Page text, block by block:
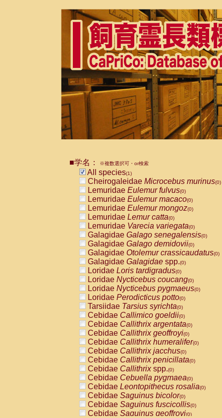
■学名： ※複数選択可・or検索
All species(1)
Cheirogaleidae Microcebus murinus(0)
Lemuridae Eulemur fulvus(0)
Lemuridae Eulemur macaco(0)
Lemuridae Eulemur mongoz(0)
Lemuridae Lemur catta(0)
Lemuridae Varecia variegata(0)
Galagidae Galago senegalensis(0)
Galagidae Galago demidovii(0)
Galagidae Otolemur crassicaudatus(0)
Galagidae Galagidae spp.(0)
Loridae Loris tardigradus(0)
Loridae Nycticebus coucang(0)
Loridae Nycticebus pygmaeus(0)
Loridae Perodicticus potto(0)
Tarsiidae Tarsius syrichta(0)
Cebidae Callimico goeldii(0)
Cebidae Callithrix argentata(0)
Cebidae Callithrix geoffroyi(0)
Cebidae Callithrix humeralifer(0)
Cebidae Callithrix jacchus(0)
Cebidae Callithrix penicillata(0)
Cebidae Callithrixspp.(0)
Cebidae Cebuella pygmaea(0)
Cebidae Leontopithecus rosalia(0)
Cebidae Saguinus bicolor(0)
Cebidae Saguinus fuscicollis(0)
Cebidae Saguinus geoffroyi(0)